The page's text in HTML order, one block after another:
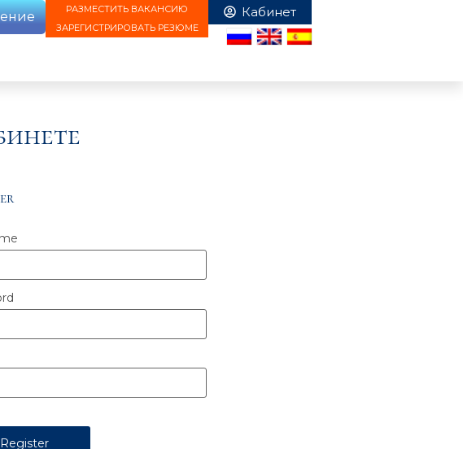
РАЗМЕСТИТЬ ВАКАНСИЮ
ЗАРЕГИСТРИРОВАТЬ РЕЗЮМЕ